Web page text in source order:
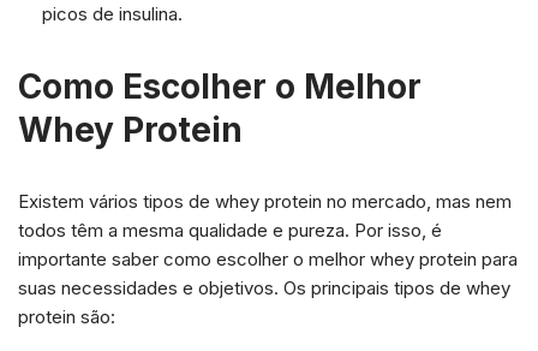
picos de insulina.
Como Escolher o Melhor
Whey Protein
Existem vários tipos de whey protein no mercado, mas nem
todos têm a mesma qualidade e pureza. Por isso, é
importante saber como escolher o melhor whey protein para
suas necessidades e objetivos. Os principais tipos de whey
protein são: